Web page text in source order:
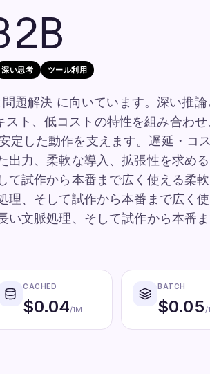
深い思考 ツール利用
題解決 に向いています。深い推論
ト、低コストの特性を組み合わせ
した動作を支えます。遅延・コス
出力、柔軟な導入、拡張性を求め
て試作から本番まで広く使える柔
理、そして試作から本番まで広く
文脈処理、そして試作から本番ま
CACHED
$0.04/1M
BATCH
$0.05/